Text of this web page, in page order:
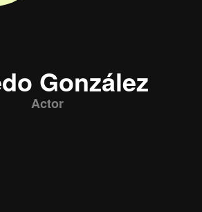
González
Actor